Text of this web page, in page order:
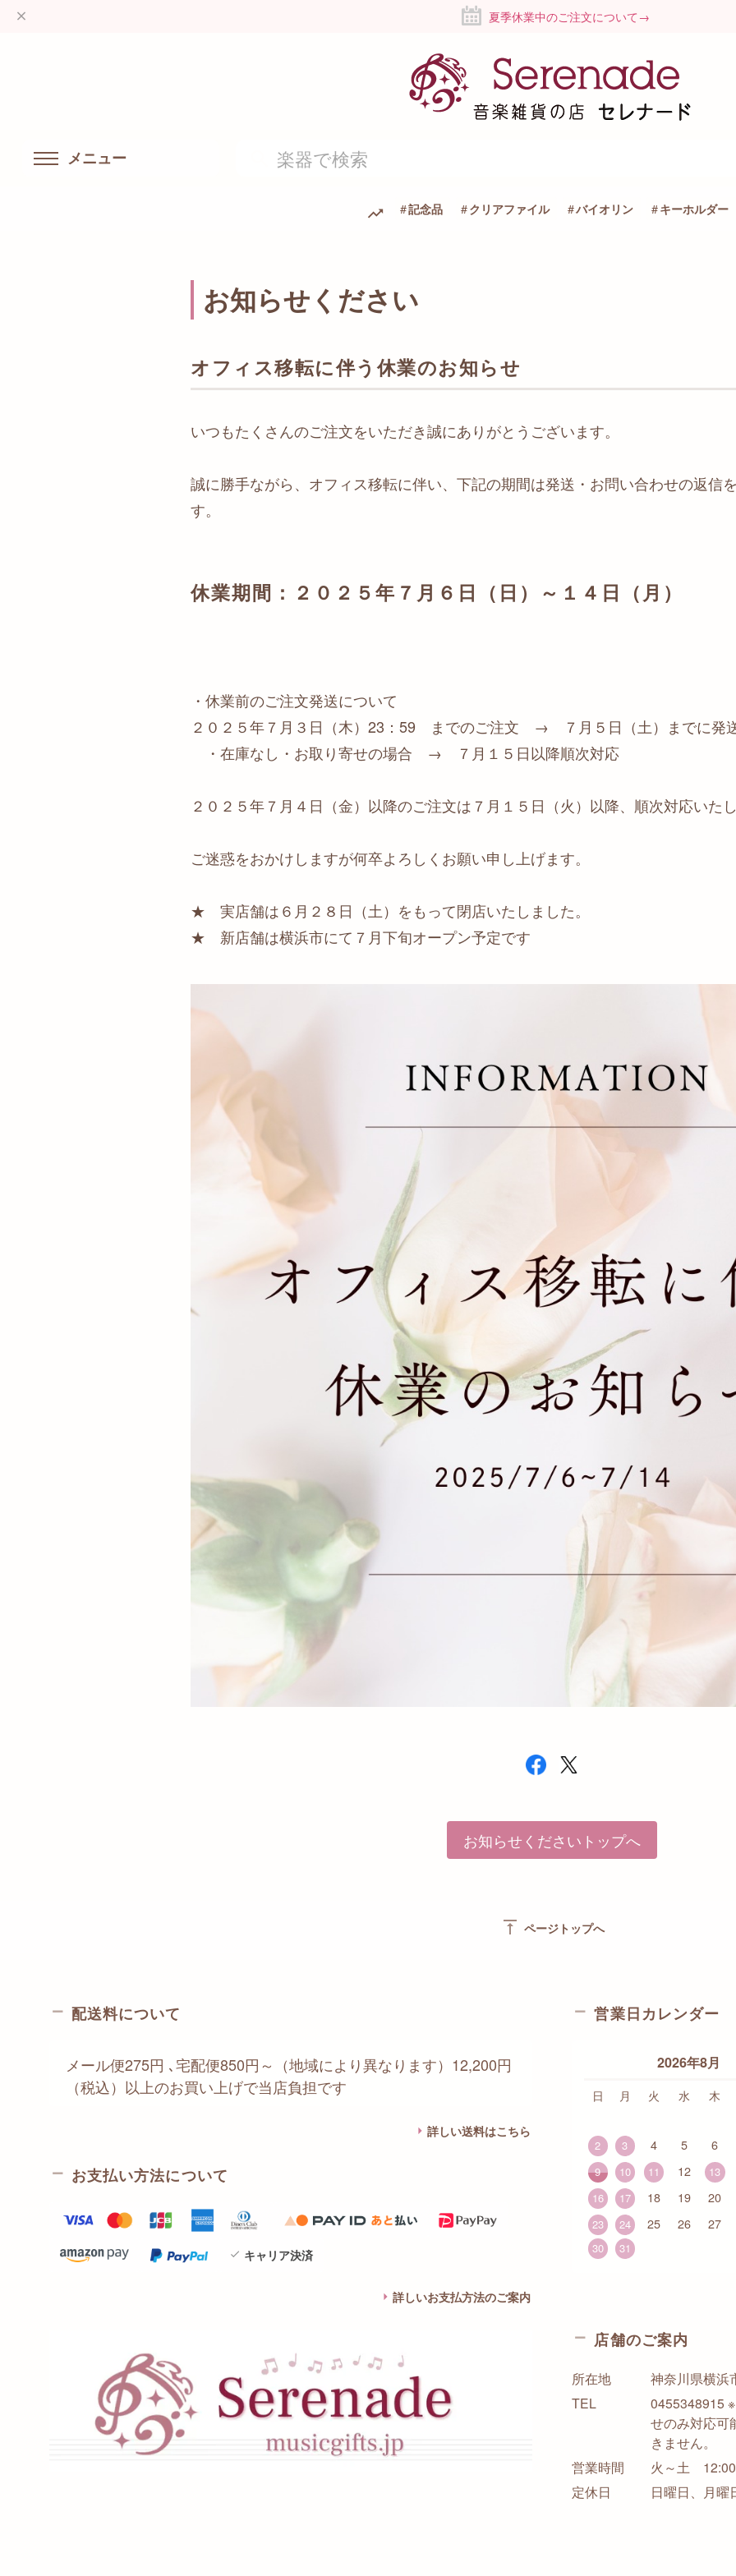
夏季休業中のご注文について→
メニュー
記念品 クリアファイル バイオリン キーホルダー
お知らせください
オフィス移転に伴う休業のお知らせ
いつもたくさんのご注文をいただき誠にありがとうございます。
誠に勝手ながら、オフィス移転に伴い、下記の期間は発送・お問い合わせの返信
す。
休業期間：２０２５年７月６日（日）～１４日（月）
・休業前のご注文発送について
２０２５年７月３日（木）23：59 までのご注文 → ７月５日（土）までに発
・在庫なし・お取り寄せの場合 → ７月１５日以降順次対応
２０２５年７月４日（金）以降のご注文は７月１５日（火）以降、順次対応いた
ご迷惑をおかけしますが何卒よろしくお願い申し上げます。
★ 実店舗は６月２８日（土）をもって閉店いたしました。
★ 新店舗は横浜市にて７月下旬オープン予定です
お知らせくださいトップへ
vertical_align_top ページトップへ
配送料について
メール便275円 ､宅配便850円～（地域により異なります）12,200円
（税込）以上のお買い上げで当店負担です
詳しい送料はこちら
お支払い方法について
キャリア決済
詳しいお支払方法のご案内
営業日カレンダー
2026年8月
日 月 火 水 木
2 3 4 5 6
9 10 11 12
13
16
17 18 19 20
23 24 25 26 27
30 31
店舗のご案内
所在地
神奈川県横浜
TEL
0455348915
せのみ対応可
きません。
営業時間
火～土
定休日
日曜日、月曜